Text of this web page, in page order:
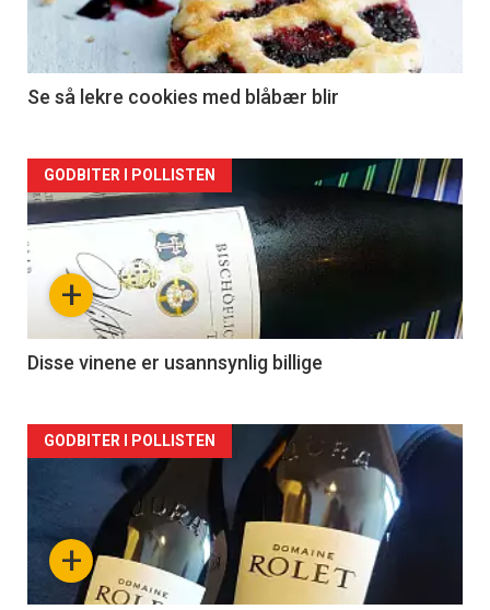
Se så lekre cookies med blåbær blir
Forsiden
akkurat
nå
2
+
GODBITER I POLLISTEN
Disse vinene er usannsynlig billige
Forsiden
akkurat
nå+
GODBITER I POLLISTEN